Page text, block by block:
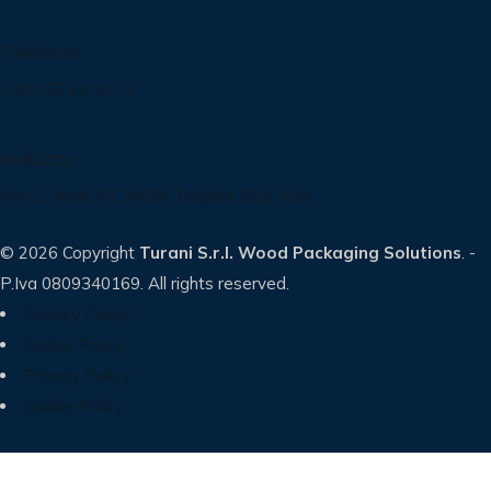
© 2026 Copyright Turani S.r.l. Wood Packaging Solutions. -
P.Iva 0809340169. All rights reserved.
Privacy Policy
Cookie Policy
Privacy Policy
Cookie Policy